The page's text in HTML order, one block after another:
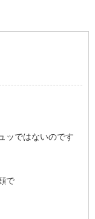
ッではないのです
で